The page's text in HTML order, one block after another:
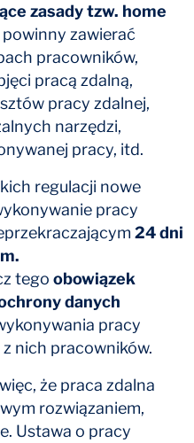
zasady tzw. home
zawierać
pracowników,
pracą zdalną,
pracy zdalnej,
narzędzi,
pracy, itd.
regulacji nowe
pracy
24 dni
tego obowiązek
danych
pracy
nich pracowników.
że praca zdalna
rozwiązaniem,
Ustawa o pracy